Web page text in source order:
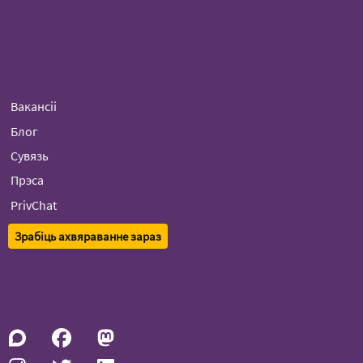
Вакансіі
Блог
Сувязь
Прэса
PrivChat
Зрабіць ахвяраванне зараз